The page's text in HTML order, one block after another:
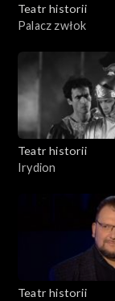
Teatr historii
Palacz zwłok
Teatr historii
Irydion
Teatr historii